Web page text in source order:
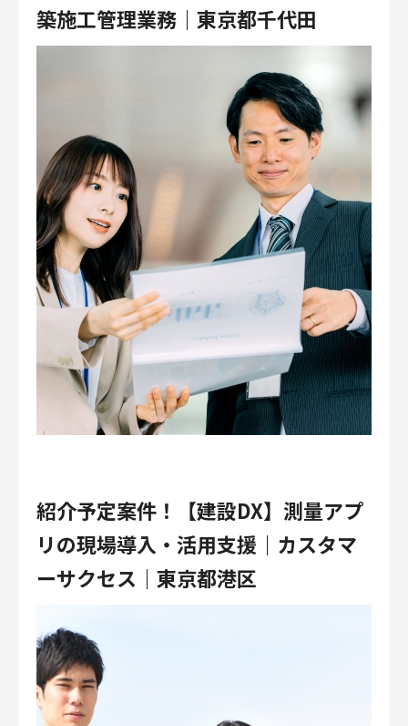
築施工管理業務｜東京都千代田
紹介予定案件！【建設DX】測量アプ
リの現場導入・活用支援｜カスタマ
ーサクセス｜東京都港区